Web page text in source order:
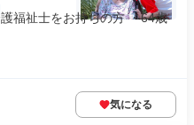
福祉士をお持ちの方 ・64歳
気になる